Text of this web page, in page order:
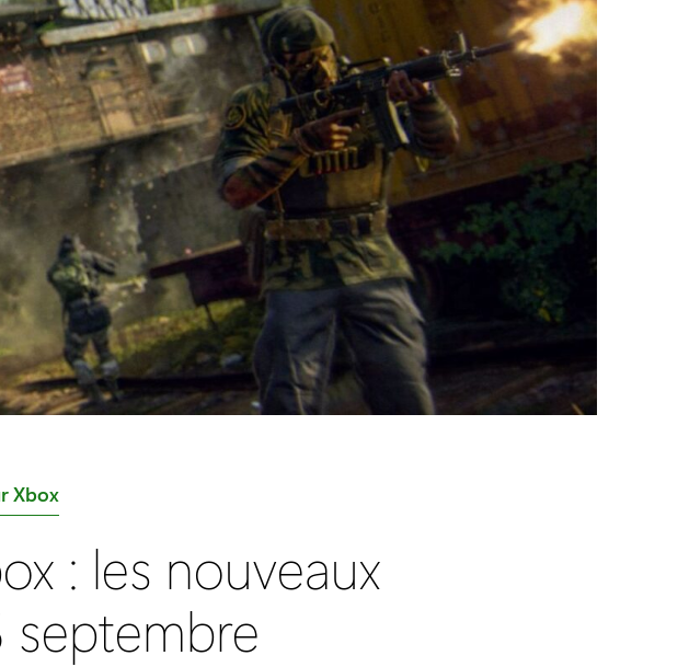
Xbox
: les nouveaux
septembre